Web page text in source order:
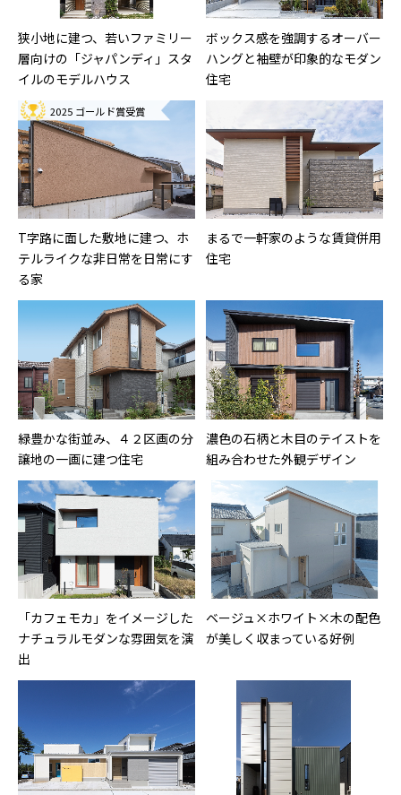
狭小地に建つ、若いファミリー
層向けの「ジャパンディ」スタ
イルのモデルハウス
ボックス感を強調するオーバー
ハングと袖壁が印象的なモダン
住宅
2025 ゴールド賞受賞
T字路に面した敷地に建つ、ホ
テルライクな非日常を日常にす
る家
まるで一軒家のような賃貸併用
住宅
緑豊かな街並み、４２区画の分
譲地の一画に建つ住宅
濃色の石柄と木目のテイストを
組み合わせた外観デザイン
「カフェモカ」をイメージした
ナチュラルモダンな雰囲気を演
出
ベージュ×ホワイト×木の配色
が美しく収まっている好例